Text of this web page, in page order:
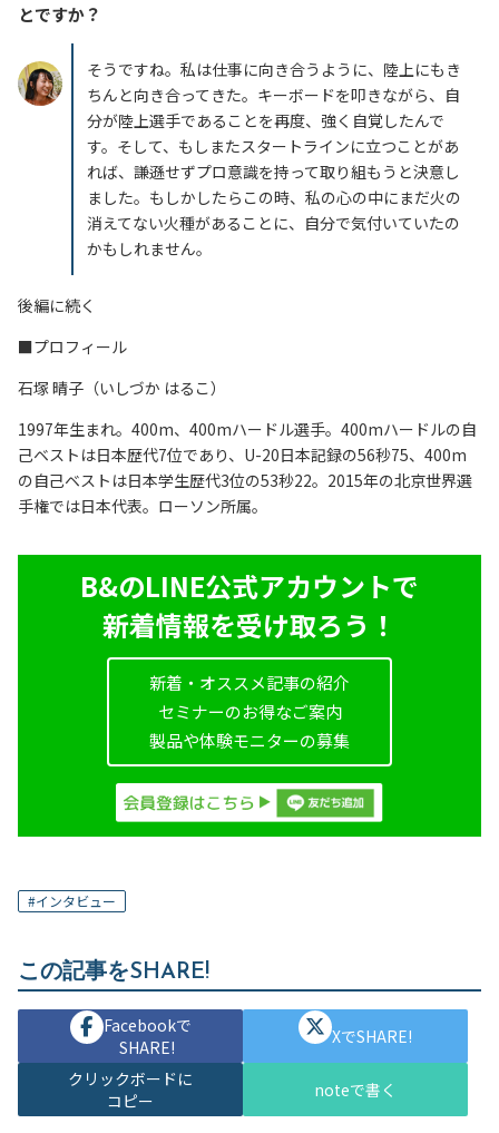
とですか？
そうですね。私は仕事に向き合うように、陸上にもき
ちんと向き合ってきた。キーボードを叩きながら、自
分が陸上選手であることを再度、強く自覚したんで
す。そして、もしまたスタートラインに立つことがあ
れば、謙遜せずプロ意識を持って取り組もうと決意し
ました。もしかしたらこの時、私の心の中にまだ火の
消えてない火種があることに、自分で気付いていたの
かもしれません。
後編に続く
■プロフィール
石塚 晴子（いしづか はるこ）
1997年生まれ。400m、 400mハードル選手。400mハードルの自
己ベストは日本歴代7位であり、U-20日本記録の56秒75、400m
の自己ベストは日本学生歴代3位の53秒22。2015年の北京世界選
手権では日本代表。ローソン所属。
B&のLINE公式アカウントで
新着情報を受け取ろう！
新着・オススメ記事の紹介
セミナーのお得なご案内
製品や体験モニターの募集
#インタビュー
この記事をSHARE!
Facebookで
SHARE!
XでSHARE!
クリックボードに
コピー
noteで書く